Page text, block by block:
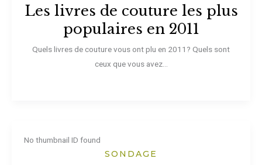
Les livres de couture les plus
populaires en 2011
Quels livres de couture vous ont plu en 2011? Quels sont
ceux que vous avez...
No thumbnail ID found
SONDAGE